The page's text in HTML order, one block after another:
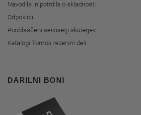
Navodila in potrdila o skladnosti
Odpoklici
Pooblaščeni serviserji skuterjev
Katalogi Tomos rezervni deli
DARILNI BONI